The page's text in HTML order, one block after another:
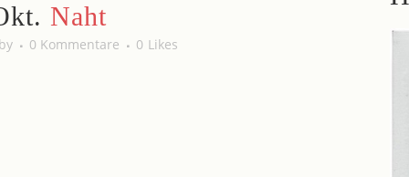
Naht
0 Kommentare 0 Likes